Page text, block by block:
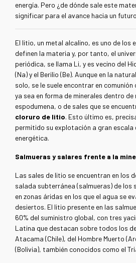
energía. Pero ¿de dónde sale este
significar para el avance hacia un
El litio, un metal alcalino, es uno de los
definen la materia y, por tanto, el
periódica, se llama Li, y es vecino del
(Na) y el Berilio (Be). Aunque en la
solo, se le suele encontrar en
ya sea en forma de minerales dentro
espodumena, o de sales que se
cloruro de litio. Esto último es,
permitido su explotación a gran escala
energética.
Salmueras y salares frente a la
Las sales de litio se encuentran en los
salada subterránea (salmueras) de los
en zonas áridas en los que el agua se
desiertos. El litio presente en las
60% del suministro global, con tres
Latina que destacan sobre todos los
Atacama (Chile), del Hombre Muerto
(Bolivia), también conocidos como el